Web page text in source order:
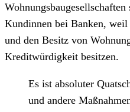
Wohnungsbaugesellschaften
Kundinnen bei Banken,
und den Besitz von
Kreditwürdigkeit besitzen.
Es ist absoluter
und andere